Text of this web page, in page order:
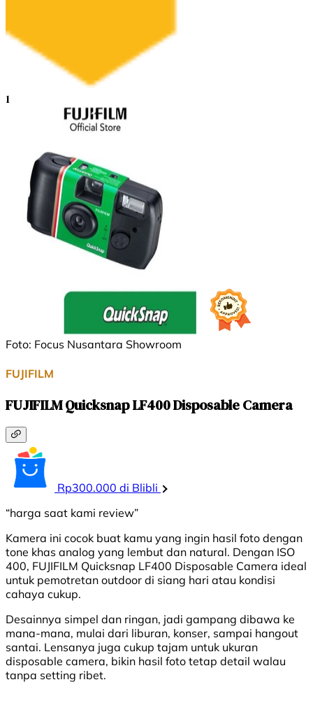
1
Foto: Focus Nusantara Showroom
FUJIFILM
FUJIFILM Quicksnap LF400 Disposable Camera
Rp300.000 di Blibli
“harga saat kami review”
Kamera ini cocok buat kamu yang ingin hasil foto dengan
tone khas analog yang lembut dan natural. Dengan ISO
400, FUJIFILM Quicksnap LF400 Disposable Camera ideal
untuk pemotretan outdoor di siang hari atau kondisi
cahaya cukup.
Desainnya simpel dan ringan, jadi gampang dibawa ke
mana-mana, mulai dari liburan, konser, sampai hangout
santai. Lensanya juga cukup tajam untuk ukuran
disposable camera, bikin hasil foto tetap detail walau
tanpa setting ribet.